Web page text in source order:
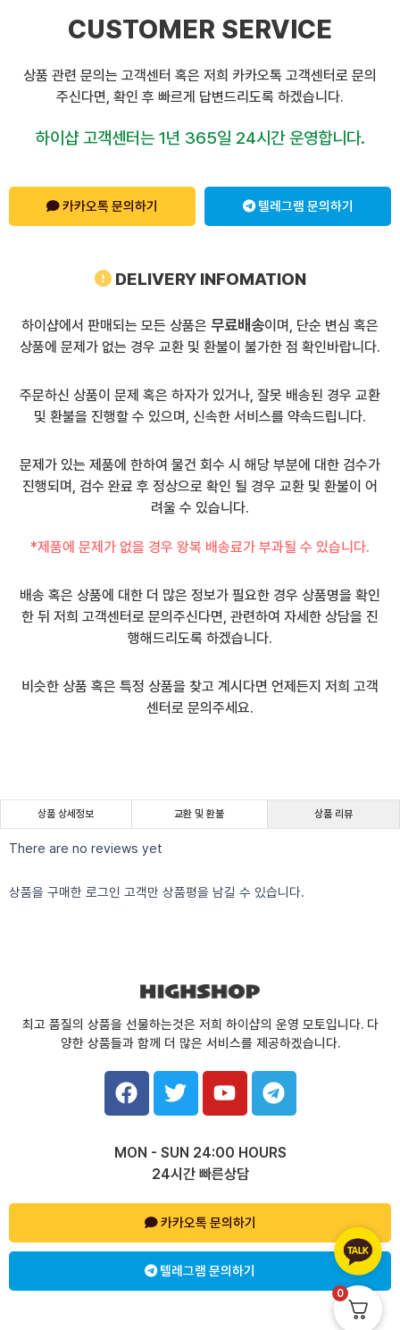
CUSTOMER SERVICE
상품 관련 문의는 고객센터 혹은 저희 카카오톡 고객센터로 문의
주신다면, 확인 후 빠르게 답변드리도록 하겠습니다.
하이샵 고객센터는 1년 365일 24시간 운영합니다.
카카오톡 문의하기 텔레그램 문의하기
DELIVERY INFOMATION
하이샵에서 판매되는 모든 상품은 무료배송이며, 단순 변심 혹은
상품에 문제가 없는 경우 교환 및 환불이 불가한 점 확인바랍니다.
주문하신 상품이 문제 혹은 하자가 있거나, 잘못 배송된 경우 교환
및 환불을 진행할 수 있으며, 신속한 서비스를 약속드립니다.
문제가 있는 제품에 한하여 물건 회수 시 해당 부분에 대한 검수가
진행되며, 검수 완료 후 정상으로 확인 될 경우 교환 및 환불이 어
려울 수 있습니다.
*제품에 문제가 없을 경우 왕복 배송료가 부과될 수 있습니다.
배송 혹은 상품에 대한 더 많은 정보가 필요한 경우 상품명을 확인
한 뒤 저희 고객센터로 문의주신다면, 관련하여 자세한 상담을 진
행해드리도록 하겠습니다.
비슷한 상품 혹은 특정 상품을 찾고 계시다면 언제든지 저희 고객
센터로 문의주세요.
상품 상세정보 교환 및 환불 상품 리뷰
There are no reviews yet
상품을 구매한 로그인 고객만 상품평을 남길 수 있습니다.
최고 품질의 상품을 선물하는것은 저희 하이샵의 운영 모토입니다. 다
양한 상품들과 함께 더 많은 서비스를 제공하겠습니다.
F
a
c
b
o
T
w
i
t
e
r
Y
o
u
u
b
e
T
e
l
g
a
MON - SUN 24:00 HOURS
24시간 빠른상담
카카오톡 문의하기
텔레그램 문의하기
0